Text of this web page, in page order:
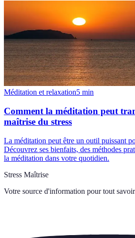
Méditation et relaxation5 min
Comment la méditation peut
maîtrise du stress
La méditation peut être un outil puissant
Découvrez ses bienfaits, des méthodes
la méditation dans votre quotidien.
Stress Maîtrise
Votre source d'information pour tout